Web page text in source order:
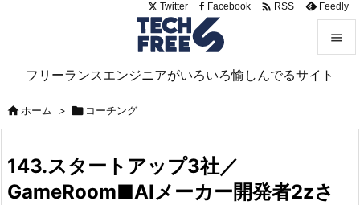
フリーランスエンジニアがいろいろ愉しんでるサイト


サイド

Twitter Facebook  RSS Feedly
ホーム >  コーチング
143.スタートアップ3社／
GameRoom■AIメーカー開発者2zさ